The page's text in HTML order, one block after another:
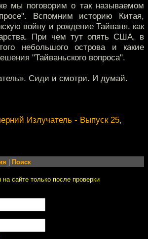
мы поговорим о так называемом
Вспомним историю Китая,
войну и рождение Тайваня, как
При чем тут опять США, в
небольшого острова и какие
"Тайваньского вопроса".
Сиди и смотри. И думай.
Излучатель - Выпуск 25,
Поиск
сайте только после проверки